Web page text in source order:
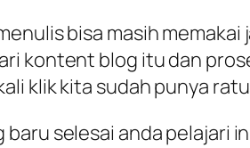
bisa masih
blog itu dan
klik kita sudah punya
selesai anda pelajari